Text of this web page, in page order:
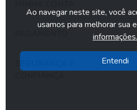
Ao navegar neste site, você
usamos para melhorar sua
informações.
Entendi